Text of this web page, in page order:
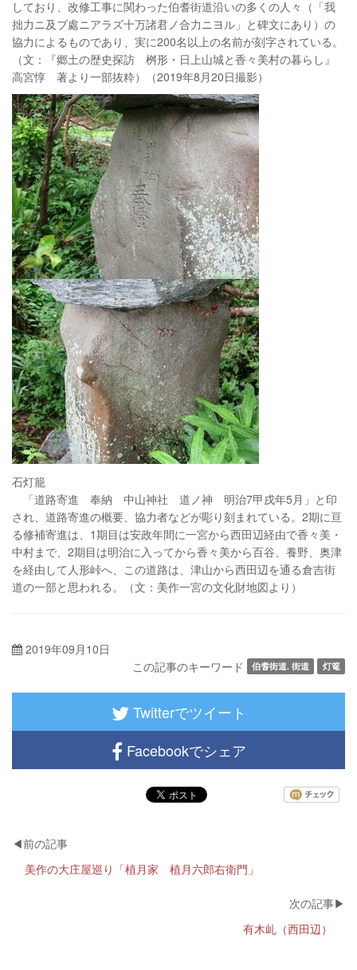
しており、改修工事に関わった伯耆街道沿いの多くの人々（「我
拙力ニ及ブ處ニアラズ十万諸君ノ合力ニヨル」と碑文にあり）の
協力によるものであり、実に200名以上の名前が刻字されている。
（文：『郷土の歴史探訪 桝形・日上山城と香々美村の暮らし』
高宮惇 著より一部抜粋）（2019年8月20日撮影）
石灯籠
「道路寄進 奉納 中山神社 道ノ神 明治7甲戌年5月」と印
され、道路寄進の概要、協力者などが彫り刻まれている。2期に亘
る修補寄進は、1期目は安政年間に一宮から西田辺経由で香々美・
中村まで、2期目は明治に入ってから香々美から百谷、養野、奥津
を経由して人形峠へ、この道路は、津山から西田辺を通る倉吉街
道の一部と思われる。（文：美作一宮の文化財地図より）
2019年09月10日
この記事のキーワード
伯耆街道. 街道 灯篭
Twitterでツイート
Facebookでシェア
美作の大庄屋巡り「植月家 植月六郎右衛門」
有木乢（西田辺）